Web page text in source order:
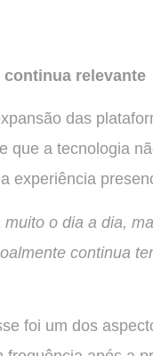
relevante
das
que a tecnologia
experiência
muito o dia a dia,
continua
foi um dos